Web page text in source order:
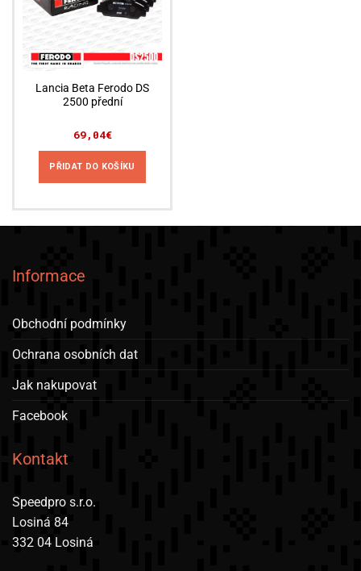
Lancia Beta Ferodo DS
2500 přední
69,04€
PŘIDAT DO KOŠÍKU
Informace
Obchodní podmínky
Ochrana osobních dat
Jak nakupovat
Facebook
Kontakt
Speedpro s.r.o.
Losiná 84
332 04 Losiná